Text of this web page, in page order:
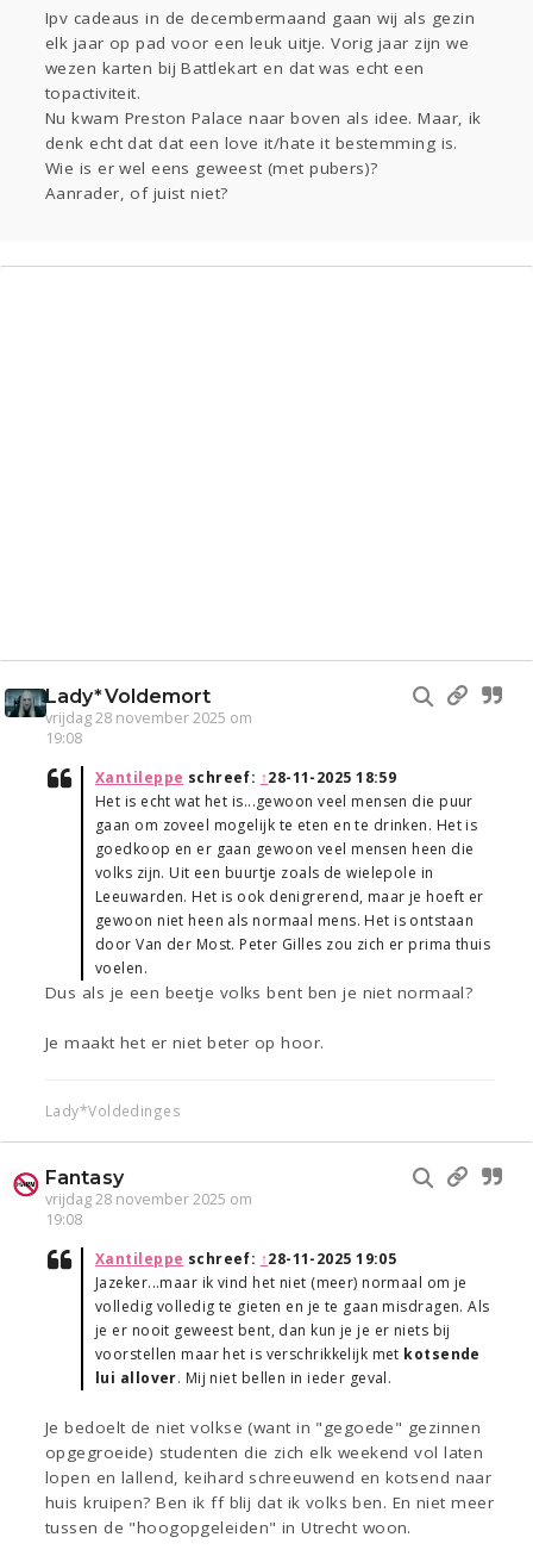
Doen
Lezen
Ipv cadeaus in de decembermaand gaan wij als gezin
elk jaar op pad voor een leuk uitje. Vorig jaar zijn we
wezen karten bij Battlekart en dat was echt een
topactiviteit.
Nu kwam Preston Palace naar boven als idee. Maar, ik
denk echt dat dat een love it/hate it bestemming is.
Wie is er wel eens geweest (met pubers)?
Aanrader, of juist niet?
Lady*Voldemort
vrijdag 28 november 2025 om
19:08
Xantileppe schreef: ↑28-11-2025 18:59
Het is echt wat het is...gewoon veel mensen die puur
gaan om zoveel mogelijk te eten en te drinken. Het is
goedkoop en er gaan gewoon veel mensen heen die
volks zijn. Uit een buurtje zoals de wielepole in
Leeuwarden. Het is ook denigrerend, maar je hoeft er
gewoon niet heen als normaal mens. Het is ontstaan
door Van der Most. Peter Gilles zou zich er prima thuis
voelen.
Dus als je een beetje volks bent ben je niet normaal?
Je maakt het er niet beter op hoor.
Lady*Voldedinges
Fantasy
vrijdag 28 november 2025 om
19:08
Xantileppe schreef: ↑28-11-2025 19:05
Jazeker...maar ik vind het niet (meer) normaal om je
volledig volledig te gieten en je te gaan misdragen. Als
je er nooit geweest bent, dan kun je je er niets bij
voorstellen maar het is verschrikkelijk met kotsende
lui allover. Mij niet bellen in ieder geval.
Je bedoelt de niet volkse (want in "gegoede" gezinnen
opgegroeide) studenten die zich elk weekend vol laten
lopen en lallend, keihard schreeuwend en kotsend naar
huis kruipen? Ben ik ff blij dat ik volks ben. En niet meer
tussen de "hoogopgeleiden" in Utrecht woon.